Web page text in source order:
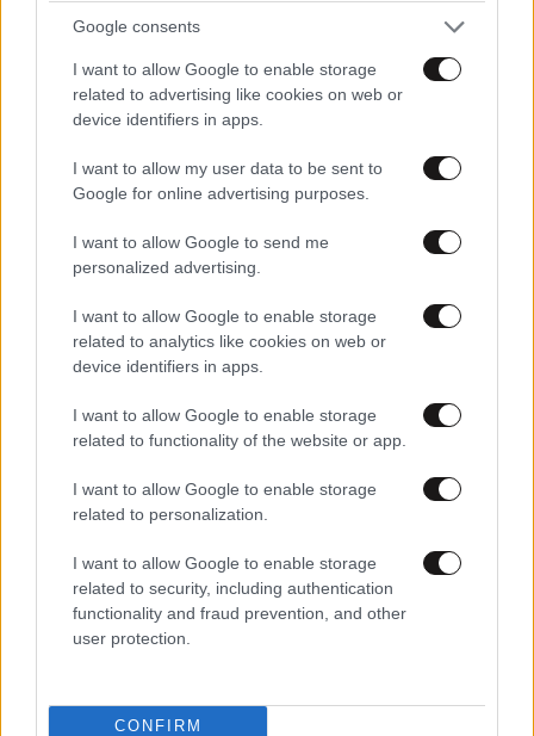
Google consents
I want to allow Google to enable storage
related to advertising like cookies on web or
device identifiers in apps.
I want to allow my user data to be sent to
Google for online advertising purposes.
I want to allow Google to send me
personalized advertising.
I want to allow Google to enable storage
related to analytics like cookies on web or
device identifiers in apps.
I want to allow Google to enable storage
related to functionality of the website or app.
I want to allow Google to enable storage
related to personalization.
I want to allow Google to enable storage
related to security, including authentication
functionality and fraud prevention, and other
user protection.
CONFIRM